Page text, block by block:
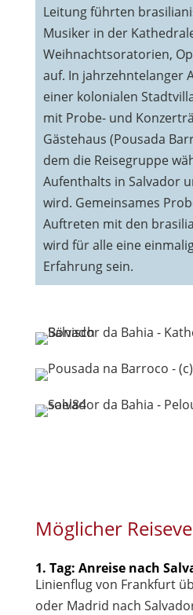
Leitung führten
Musiker in der
Weihnachtsoratorien,
auf. In jahrzehntelanger
einer kolonialen
mit Probe- und
Gästehaus (Pousada
dem die Reisegruppe
Aufenthalts in Salvador
wird. Gemeinsames
Auftreten mit den
wird für alle eine
Erfahrung sein.
Möglicher
1. Tag: Anreise nach
Linienflug von Frankfurt
oder Madrid nach